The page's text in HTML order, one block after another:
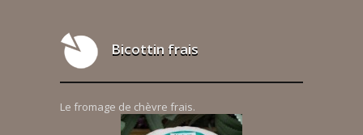
Bicottin frais
Le fromage de chèvre frais.